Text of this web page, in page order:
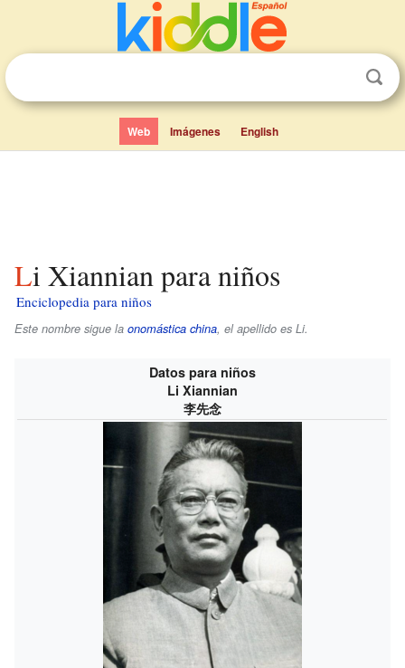
Web Imágenes English
Li Xiannian para niños
Enciclopedia para niños
Este nombre sigue la onomástica china, el apellido es Li.
Datos para niños
Li Xiannian
李先念